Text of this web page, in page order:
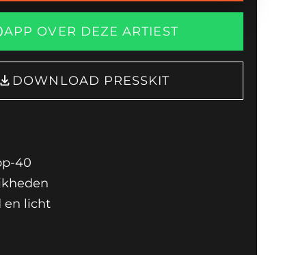
APP OVER DEZE ARTIEST
DOWNLOAD PRESSKIT
40
en licht